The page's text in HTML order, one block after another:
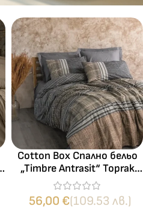
Cotton Box Спално бельо
„Timbre Antrasit“ Toprak
Ranforce – 100% памук –
4 части – за спалня
56,00 €(109.53 лв.)